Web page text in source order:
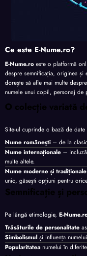
Ce este E-Nume.ro?
E-Nume.ro este o platformă
despre semnificația, originea
dorește să afle mai multe
numele unui copil, personaj de
O colecție variată
Site-ul cuprinde o bază de
Nume românești – de la
Nume internaționale –
multe altele.
Nume moderne și tradiționale
unic, găsești opțiuni pentru
Semnificație și
Pe lângă etimologie, E-
Trăsăturile de personalitate
Simbolismul și influența
Popularitatea numelui în